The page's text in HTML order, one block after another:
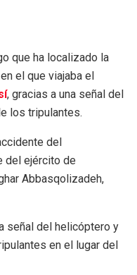
que ha localizado la
el que viajaba el
, gracias a una señal del
los tripulantes.
del
del ejército de
Abbasqolizadeh,
señal del helicóptero y
en el lugar del